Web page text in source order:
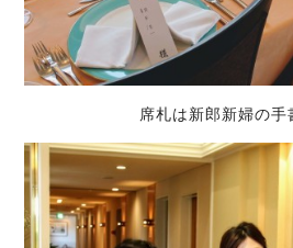
席札は新郎新婦の手